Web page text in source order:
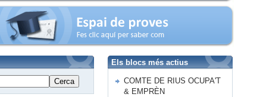
Espai de proves
Cerca
Els blocs més actius
COMTE DE RIUS OCUPA'T
& EMPRÈN